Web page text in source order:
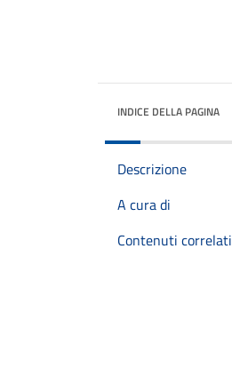
INDICE DELLA PAGINA
Descrizione
A cura di
Contenuti correlati